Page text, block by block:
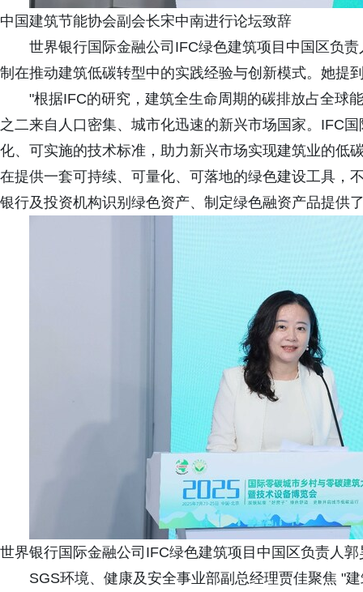
中国建筑节能协会副会长宋中南进行论坛致辞
世界银行国际金融公司IFC绿色建筑项目中国区负
制在推动建筑低碳转型中的实践经验与创新模式。她提
"根据IFC的研究，建筑全生命周期的碳排放占全球
之二来自人口密集、城市化迅速的新兴市场国家。IFC
化、可实施的技术标准，助力新兴市场实现建筑业的低
在提供一套可持续、可量化、可落地的绿色建设工具，
银行及投资机构识别绿色资产、制定绿色融资产品提供
世界银行国际金融公司IFC绿色建筑项目中国区负责人
SGS环境、健康及安全事业部副总经理贾佳聚焦 "